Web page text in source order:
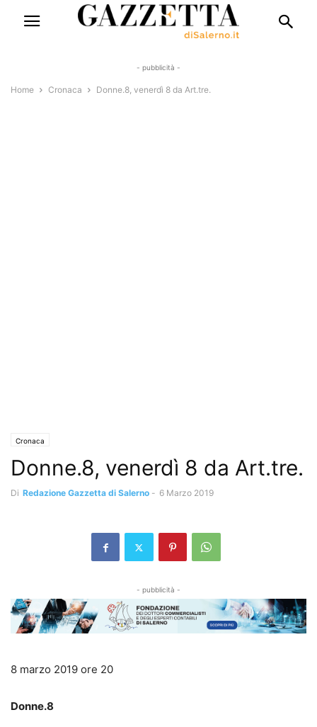
- pubblicità -
Home Cronaca Donne.8, venerdì 8 da Art.tre.
Cronaca
Donne.8, venerdì 8 da Art.tre.
Di Redazione Gazzetta di Salerno - 6 Marzo 2019
- pubblicità -
8 marzo 2019 ore 20
Donne.8